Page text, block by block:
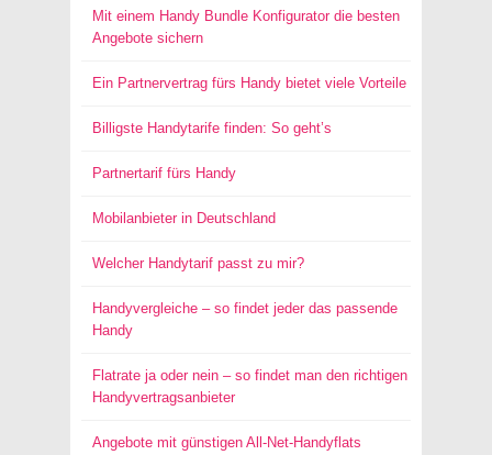
Mit einem Handy Bundle Konfigurator die besten
Angebote sichern
Ein Partnervertrag fürs Handy bietet viele Vorteile
Billigste Handytarife finden: So geht’s
Partnertarif fürs Handy
Mobilanbieter in Deutschland
Welcher Handytarif passt zu mir?
Handyvergleiche – so findet jeder das passende
Handy
Flatrate ja oder nein – so findet man den richtigen
Handyvertragsanbieter
Angebote mit günstigen All-Net-Handyflats